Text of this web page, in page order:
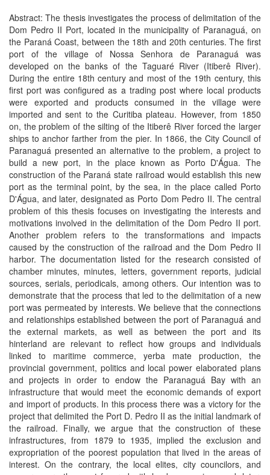
Abstract: The thesis investigates the process of delimitation of the
Dom Pedro II Port, located in the municipality of Paranaguá, on
the Paraná Coast, between the 18th and 20th centuries. The first
port of the village of Nossa Senhora de Paranaguá was
developed on the banks of the Taguaré River (Itiberê River).
During the entire 18th century and most of the 19th century, this
first port was configured as a trading post where local products
were exported and products consumed in the village were
imported and sent to the Curitiba plateau. However, from 1850
on, the problem of the silting of the Itiberê River forced the larger
ships to anchor farther from the pier. In 1866, the City Council of
Paranaguá presented an alternative to the problem, a project to
build a new port, in the place known as Porto D'Água. The
construction of the Paraná state railroad would establish this new
port as the terminal point, by the sea, in the place called Porto
D'Água, and later, designated as Porto Dom Pedro II. The central
problem of this thesis focuses on investigating the interests and
motivations involved in the delimitation of the Dom Pedro II port.
Another problem refers to the transformations and impacts
caused by the construction of the railroad and the Dom Pedro II
harbor. The documentation listed for the research consisted of
chamber minutes, minutes, letters, government reports, judicial
sources, serials, periodicals, among others. Our intention was to
demonstrate that the process that led to the delimitation of a new
port was permeated by interests. We believe that the connections
and relationships established between the port of Paranaguá and
the external markets, as well as between the port and its
hinterland are relevant to reflect how groups and individuals
linked to maritime commerce, yerba mate production, the
provincial government, politics and local power elaborated plans
and projects in order to endow the Paranaguá Bay with an
infrastructure that would meet the economic demands of export
and import of products. In this process there was a victory for the
project that delimited the Port D. Pedro II as the initial landmark of
the railroad. Finally, we argue that the construction of these
infrastructures, from 1879 to 1935, implied the exclusion and
expropriation of the poorest population that lived in the areas of
interest. On the contrary, the local elites, city councilors, and